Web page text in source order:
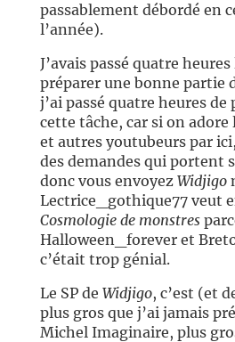
passablement débordé en
l’année).
J’avais passé quatre
préparer une bonne partie
j’ai passé quatre heures
cette tâche, car si on
et autres youtubeurs par
des demandes qui portent
donc vous envoyez Widjigo
Lectrice_gothique77 veut
Cosmologie de monstres
Halloween_forever et
c’était trop génial.
Le SP de Widjigo, c’est (et
plus gros que j’ai jamais
Michel Imaginaire, plus